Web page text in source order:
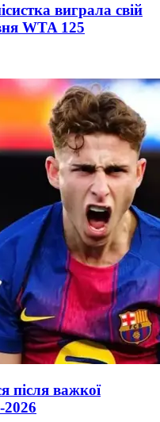
виграла свій
WTA 125
після важкої